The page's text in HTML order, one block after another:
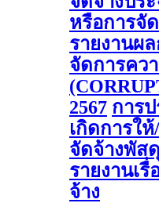
หรือการจั
รายงานผ
จัดการคว
2567 การ
เกิดการใ
จัดจ้างพัส
รายงานเ
จ้าง